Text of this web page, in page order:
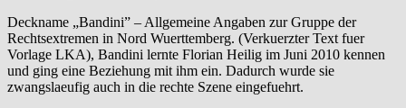
Deckname „Bandini” – Allgemeine Angaben zur Gruppe der
Rechtsextremen in Nord Wuerttemberg. (Verkuerzter Text fuer
Vorlage LKA), Bandini lernte Florian Heilig im Juni 2010 kennen
und ging eine Beziehung mit ihm ein. Dadurch wurde sie
zwangslaeufig auch in die rechte Szene eingefuehrt.